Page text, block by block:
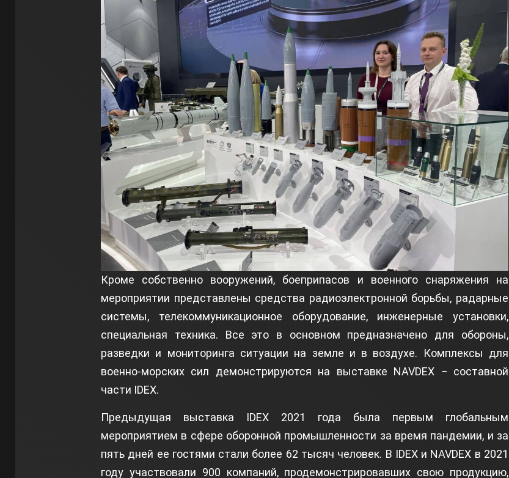
Кроме собственно вооружений, боеприпасов и военного снаряжения на
мероприятии представлены средства радиоэлектронной борьбы, радарные
системы, телекоммуникационное оборудование, инженерные установки,
специальная техника. Все это в основном предназначено для обороны,
разведки и мониторинга ситуации на земле и в воздухе. Комплексы для
военно-морских сил демонстрируются на выставке NAVDEX − составной
части IDEX.
Предыдущая выставка IDEX 2021 года была первым глобальным
мероприятием в сфере оборонной промышленности за время пандемии, и за
пять дней ее гостями стали более 62 тысяч человек. В IDEX и NAVDEX в 2021
году участвовали 900 компаний, продемонстрировавших свою продукцию,